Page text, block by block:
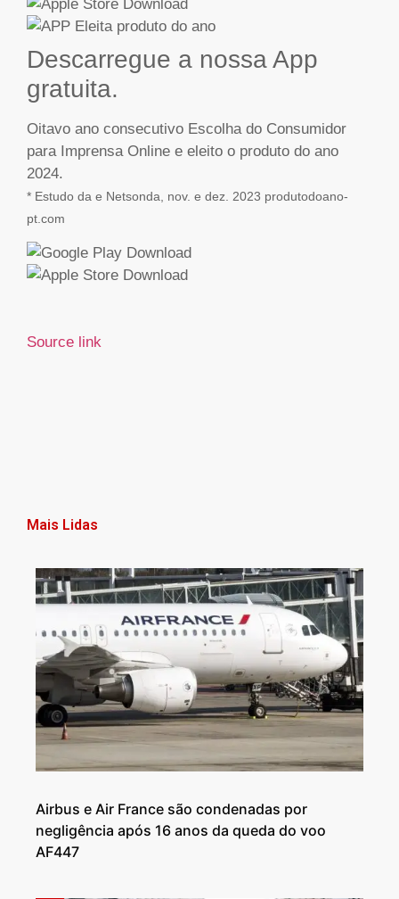
Descarregue a nossa App
gratuita.
Oitavo ano consecutivo Escolha do Consumidor
para Imprensa Online e eleito o produto do ano
2024.
* Estudo da e Netsonda, nov. e dez. 2023 produtodoano-
pt.com
Source link
Mais Lidas
Airbus e Air France são condenadas por
negligência após 16 anos da queda do voo
AF447